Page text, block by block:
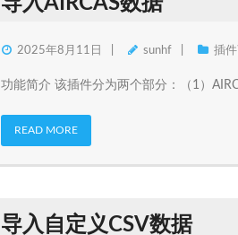
2025年8月11日 sunhf 插
功能简介 该插件分为两个部分：（1）
READ MORE
导入自定义CSV数据